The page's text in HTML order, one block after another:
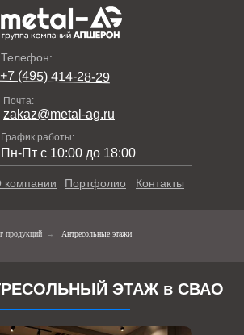
Телефон:
+7 (495) 414-28-29
Почта:
zakaz@metal-ag.ru
График работы:
Пн-Пт с 10:00 до 18:00
Контакты
Портфолио
компании
продукций → Антресольные этажи
ЭТАЖ в СВАО